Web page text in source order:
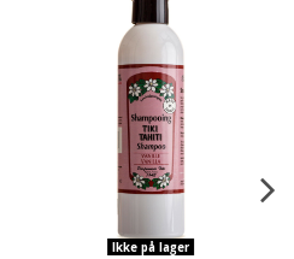
Ikke på lager